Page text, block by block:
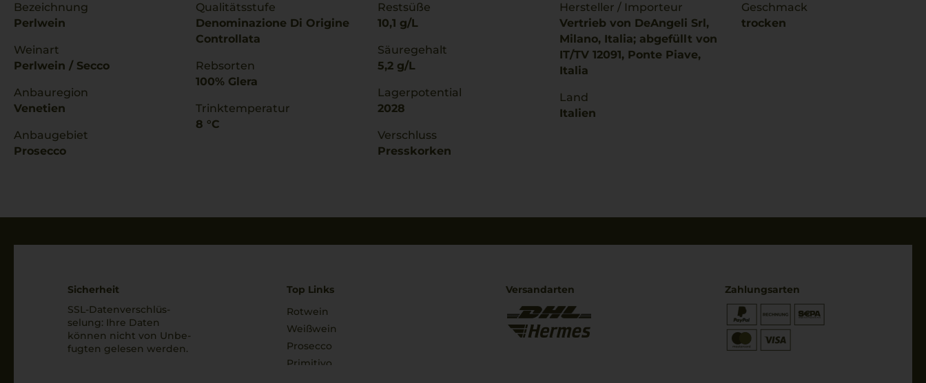
Bezeichnung
Perlwein
Weinart
Perlwein / Secco
Anbauregion
Venetien
Anbaugebiet
Prosecco
Qualitätsstufe
Denominazione Di Origine
Controllata
Rebsorten
100% Glera
Trinktemperatur
8 °C
Restsüße
10,1 g/L
Säuregehalt
5,2 g/L
Lagerpotential
2028
Verschluss
Presskorken
Hersteller / Importeur
Vertrieb von DeAngeli Srl,
Milano, Italia; abgefüllt von
IT/TV 12091, Ponte Piave,
Italia
Land
Italien
Geschmack
trocken
Sicherheit
SSL-Daten­verschlüs­
selung: Ihre Daten
können nicht von Unbe­
fugten gelesen werden.
Top Links
Rotwein
Weißwein
Prosecco
Primitivo
Versandarten Zahlungsarten